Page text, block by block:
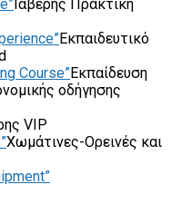
Ιαβέρης Πρακτική
Εκπαιδευτικό
Course”Εκπαίδευση
οδήγησης
VIP
Χωμάτινες-Ορεινές και